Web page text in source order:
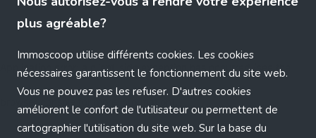
plus agréable?
Immoscoop utilise différents cookies. Les cookies
nécessaires garantissent le fonctionnement du site web.
Vous ne pouvez pas les refuser. D'autres cookies
améliorent le confort de l'utilisateur ou permettent de
cartographier l'utilisation du site web. Sur la base du
Application error: a client-side exception has occurred (see the
browser console for more information)